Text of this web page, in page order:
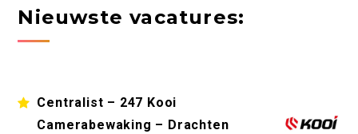
Nieuwste vacatures:
Centralist – 247 Kooi
Camerabewaking – Drachten